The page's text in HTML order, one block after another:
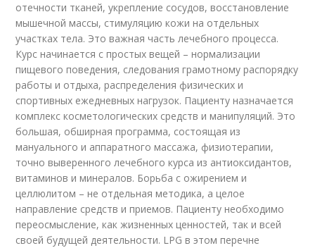
отечности тканей, укрепление сосудов, восстановление
мышечной массы, стимуляцию кожи на отдельных
участках тела. Это важная часть лечебного процесса.
Курс начинается с простых вещей – нормализации
пищевого поведения, следования грамотному распорядку
работы и отдыха, распределения физических и
спортивных ежедневных нагрузок. Пациенту назначается
комплекс косметологических средств и манипуляций. Это
большая, обширная программа, состоящая из
мануального и аппаратного массажа, физиотерапии,
точно выверенного лечебного курса из антиоксидантов,
витаминов и минералов. Борьба с ожирением и
целлюлитом – не отдельная методика, а целое
направление средств и приемов. Пациенту необходимо
переосмысление, как жизненных ценностей, так и всей
своей будущей деятельности. LPG в этом перечне